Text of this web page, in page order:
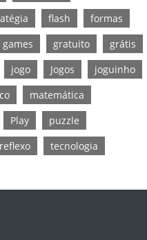
flash
formas
games gratuito
grátis
jogo Jogos
joguinho
matemática
Play
puzzle
reflexo tecnologia